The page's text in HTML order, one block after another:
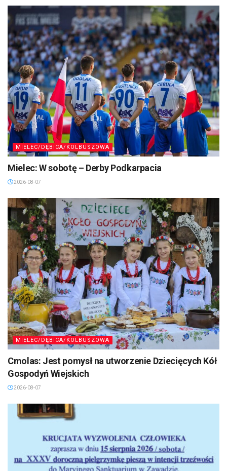
MIELEC/DĘBICA/KOLBUSZOWA
Mielec: W sobotę – Derby Podkarpacia
2026-08-07
MIELEC/DĘBICA/KOLBUSZOWA
Cmolas: Jest pomysł na utworzenie Dziecięcych Kół
Gospodyń Wiejskich
2026-08-07